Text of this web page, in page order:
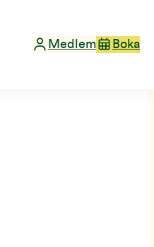
Medlem Boka